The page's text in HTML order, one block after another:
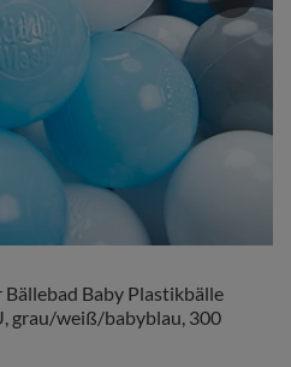
Baby Plastikbälle
grau/weiß/babyblau, 300